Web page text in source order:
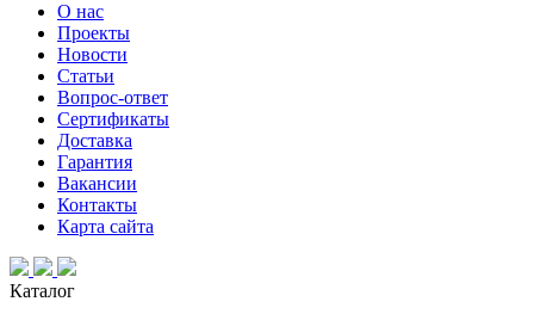
О нас
Проекты
Новости
Статьи
Вопрос-ответ
Сертификаты
Доставка
Гарантия
Вакансии
Контакты
Карта сайта
Каталог